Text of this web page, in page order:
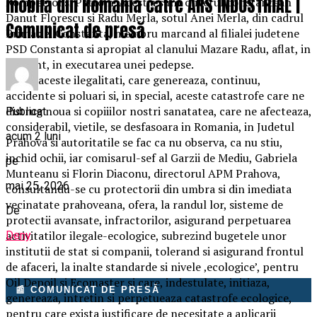
Danut Florescu si Radu Merla, sotul Anei Merla, din cadrul
Primariei Constanta, membru marcand al filialei judetene
PSD Constanta si apropiat al clanului Mazare Radu, aflat, in
prezent, in executarea unei pedepse.
Toate aceste ilegalitati, care genereaza, continuu,
accidente si poluari si, in special, aceste catastrofe care ne
distrug noua si copiiilor nostri sanatatea, care ne afecteaza,
considerabil, vietile, se desfasoara in Romania, in Judetul
Prahova si autoritatile se fac ca nu observa, ca nu stiu,
inchid ochii, iar comisarul-sef al Garzii de Mediu, Gabriela
Munteanu si Florin Diaconu, directorul APM Prahova,
consultandu-se cu protectorii din umbra si din imediata
vecinatate prahoveana, ofera, la randul lor, sisteme de
protectii avansate, infractorilor, asigurand perpetuarea
activitatilor ilegale-ecologice, subrezind bugetele unor
institutii de stat si companii, tolerand si asigurand frontul
de afaceri, la inalte standarde si nivele ‚ecologice’, pentru
Oil Depoil si Ecomaster si care, indestulate, initiaza,
genereaza, intretin si perpetueaza catastrofe ecologice,
pentru care exista justificare de necesitate a aplicarii
mobilă din România către ARS INDUSTRIAL |
Comunicat de presă
Publicat
acum 2 luni
pe
mai 25, 2026
De
Deny
📰 COMUNICAT DE PRESĂ